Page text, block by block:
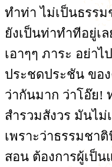
ทำท่า ไม่เป็นธรรม
ยังเป็นท่าทำทีอยู่เ
เอาๆๆ ภาระ อย่า
ประชดประชัน ขอ
ว่ากันมาก ว่าโอ๊ย!
สำรวมสังวร มันไม่
เพราะว่าธรรมชา
สอน ต้องการผู้เป็